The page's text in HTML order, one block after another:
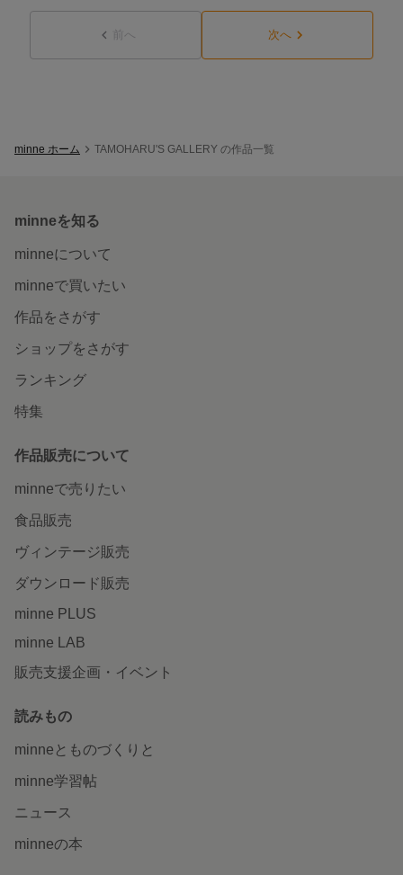
前へ 次へ
minne ホーム TAMOHARU'S GALLERY の作品一覧
minneを知る
minneについて
minneで買いたい
作品をさがす
ショップをさがす
ランキング
特集
作品販売について
minneで売りたい
食品販売
ヴィンテージ販売
ダウンロード販売
minne PLUS
minne LAB
販売支援企画・イベント
読みもの
minneとものづくりと
minne学習帖
ニュース
minneの本